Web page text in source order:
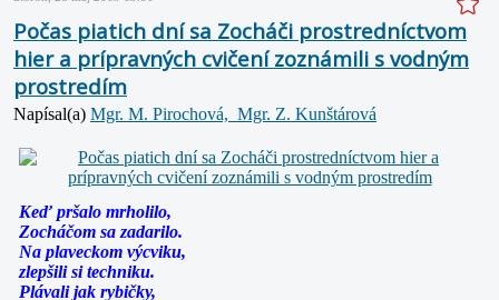
Počas piatich dní sa Zocháči prostredníctvom
hier a prípravných cvičení zoznámili s vodným
prostredím
Napísal(a) Mgr. M. Pirochová, Mgr. Z. Kunštárová
Keď pršalo mrholilo,
Zocháčom sa zadarilo.
Na plaveckom výcviku,
zlepšili si techniku.
Plávali jak rybičky,